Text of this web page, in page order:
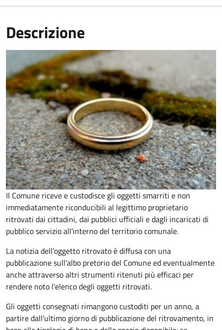
Descrizione
Il Comune riceve e custodisce gli oggetti smarriti e non
immediatamente riconducibili al legittimo proprietario
ritrovati dai cittadini, dai pubblici ufficiali e dagli incaricati di
pubblico servizio all'interno del territorio comunale.
La notizia dell’oggetto ritrovato è diffusa con una
pubblicazione sull'albo pretorio del Comune ed eventualmente
anche attraverso altri strumenti ritenuti più efficaci per
rendere noto l’elenco degli oggetti ritrovati.
Gli oggetti consegnati rimangono custoditi per un anno, a
partire dall'ultimo giorno di pubblicazione del ritrovamento, in